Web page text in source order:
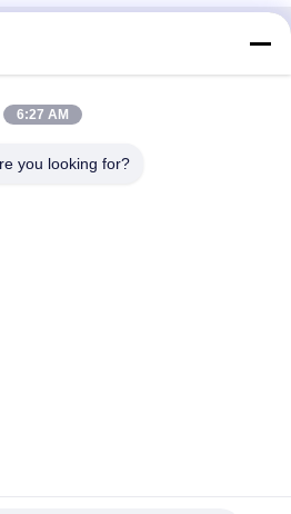
de Dongguan, province du
6:27 AM
you looking for?